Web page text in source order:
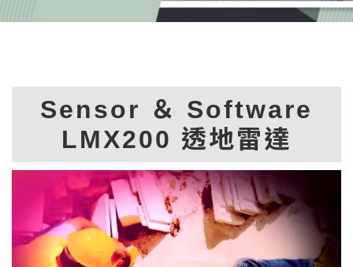
Sensor ＆ Software LMX200 透地雷達
Sensor ＆ Software
LMX200 透地雷達